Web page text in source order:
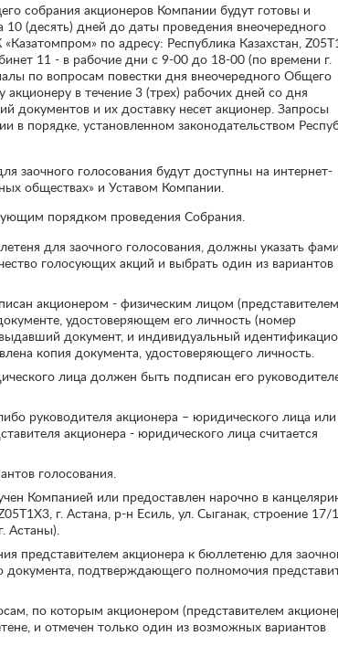
собрания акционеров Компании будут готовы и
(десять) дней до даты проведения внеочередного
по адресу: Республика Казахстан,
11 - в рабочие дни с 9-00 до 18-00 (по времени г.
по вопросам повестки дня внеочередного Общего
в течение 3 (трех) рабочих дней со дня
документов и их доставку несет акционер. Запросы
в порядке, установленном законодательством
заочного голосования будут доступны на интернет-
обществах» и Уставом Компании.
порядком проведения Собрания.
для заочного голосования, должны указать
голосующих акций и выбрать один из вариантов
акционером - физическим лицом (представителем
удостоверяющем его личность (номер
документ, и индивидуальный
копия документа, удостоверяющего личность.
лица должен быть подписан его
руководителя акционера – юридического лица или
акционера - юридического лица считается
голосования.
Компанией или предоставлен нарочно в
г. Астана, р-н Есиль, ул. Сыганак, строение 17/
Астаны).
представителем акционера к бюллетеню для
документа, подтверждающего полномочия
по которым акционером (представителем
и отмечен только один из возможных вариантов